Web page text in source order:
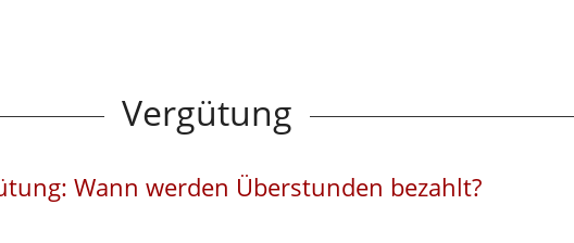
Vergütung
Wann werden Überstunden bezahlt?